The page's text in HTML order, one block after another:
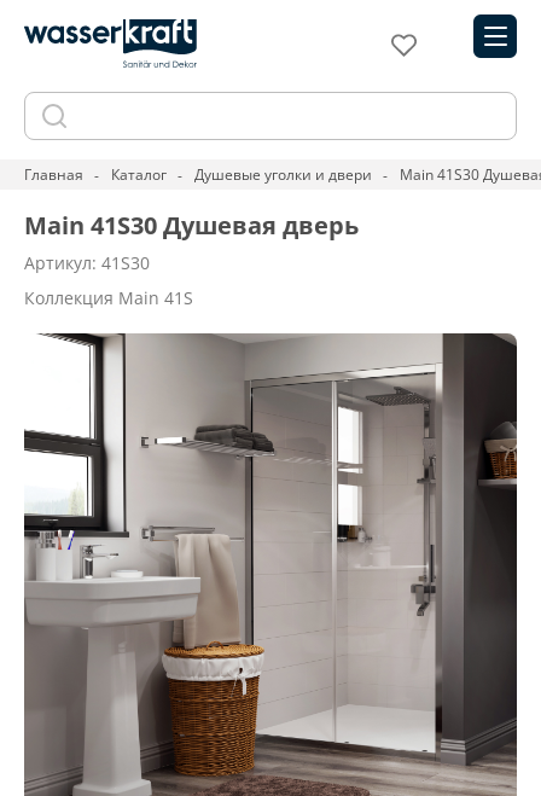
Главная Каталог Душевые уголки и двери Main 41S30
Main 41S30 Душевая дверь
Артикул: 41S30
Коллекция Main 41S